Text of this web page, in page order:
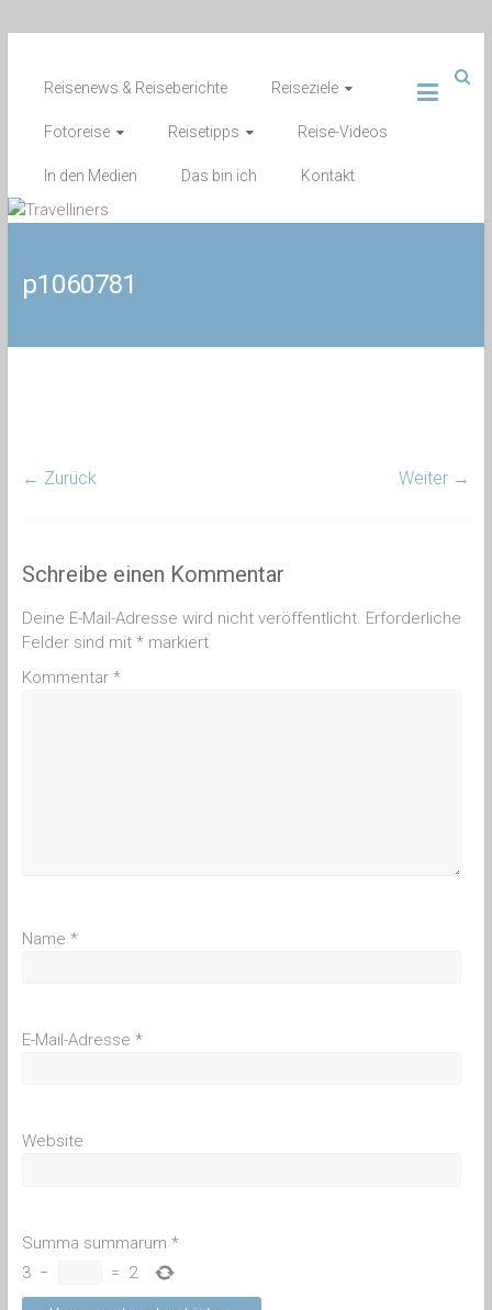
springenReisenews & Reiseberichte Reiseziele
Fotoreise Reisetipps Reise-Videos
In den Medien Das bin ich Kontakt
p1060781
← Zurück Weiter →
Schreibe einen Kommentar
Deine E-Mail-Adresse wird nicht veröffentlicht. Erforderliche
Felder sind mit *markiert
Kommentar *
Name *
E-Mail-Adresse *
Website
Summa summarum *
3 − = 2